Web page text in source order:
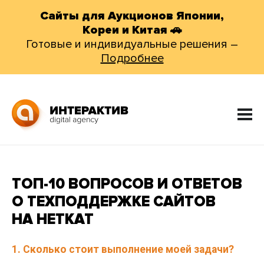
Сайты для Аукционов Японии,
Кореи и Китая 🚗
Готовые и индивидуальные решения –
Подробнее
ТОП-10 ВОПРОСОВ И ОТВЕТОВ
О ТЕХПОДДЕРЖКЕ САЙТОВ
НА НЕТКАТ
1. Сколько стоит выполнение моей задачи?